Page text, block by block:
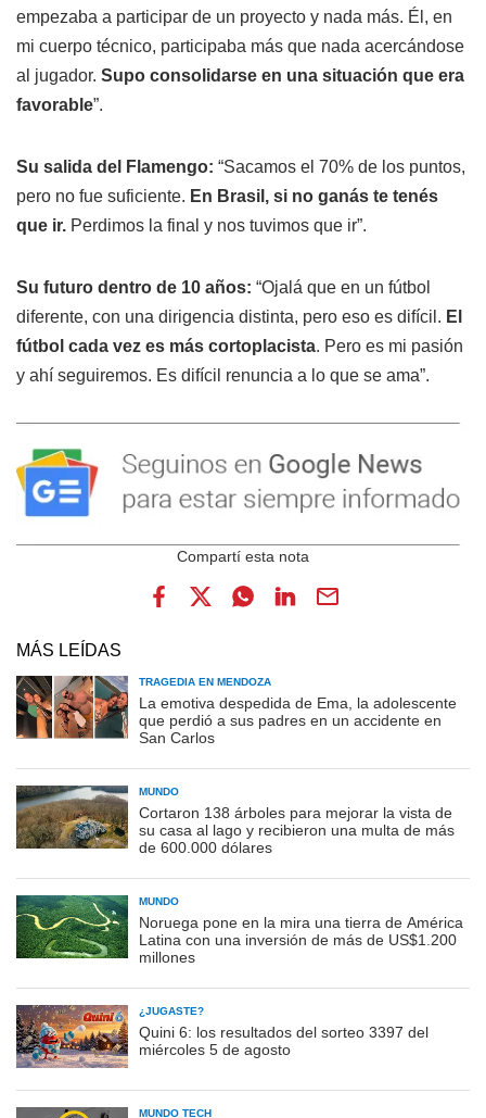
empezaba a participar de un proyecto y nada más. Él, en
mi cuerpo técnico, participaba más que nada acercándose
al jugador. Supo consolidarse en una situación que era
favorable”.
Su salida del Flamengo: “Sacamos el 70% de los puntos,
pero no fue suficiente. En Brasil, si no ganás te tenés
que ir. Perdimos la final y nos tuvimos que ir”.
Su futuro dentro de 10 años: “Ojalá que en un fútbol
diferente, con una dirigencia distinta, pero eso es difícil. El
fútbol cada vez es más cortoplacista. Pero es mi pasión
y ahí seguiremos. Es difícil renuncia a lo que se ama”.
MÁS LEÍDAS
TRAGEDIA EN MENDOZA
La emotiva despedida de Ema, la adolescente
que perdió a sus padres en un accidente en
San Carlos
MUNDO
Cortaron 138 árboles para mejorar la vista de
su casa al lago y recibieron una multa de más
de 600.000 dólares
MUNDO
Noruega pone en la mira una tierra de América
Latina con una inversión de más de US$1.200
millones
¿JUGASTE?
Quini 6: los resultados del sorteo 3397 del
miércoles 5 de agosto
MUNDO TECH